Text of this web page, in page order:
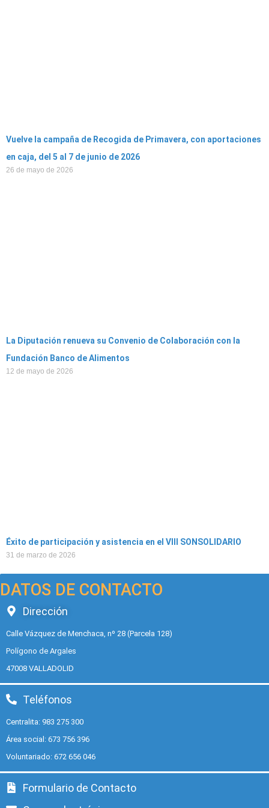
Vuelve la campaña de Recogida de Primavera, con aportaciones
en caja, del 5 al 7 de junio de 2026
26 de mayo de 2026
La Diputación renueva su Convenio de Colaboración con la
Fundación Banco de Alimentos
12 de mayo de 2026
Éxito de participación y asistencia en el VIII SONSOLIDARIO
31 de marzo de 2026
DATOS DE CONTACTO
Dirección
Calle Vázquez de Menchaca, nº 28 (Parcela 128)
Polígono de Argales
47008 VALLADOLID
Teléfonos
Centralita: 983 275 300
Área social: 673 756 396
Voluntariado: 672 656 046
Formulario de Contacto